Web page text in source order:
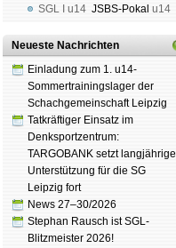
SGL I
u14 JSBS-Pokal u14
Neueste Nachrichten
Einladung zum 1. u14-
Sommertrainingslager der
Schachgemeinschaft Leipzig
Tatkräftiger Einsatz im
Denksportzentrum:
TARGOBANK setzt langjährige
Unterstützung für die SG
Leipzig fort
News 27–30/2026
Stephan Rausch ist SGL-
Blitzmeister 2026!